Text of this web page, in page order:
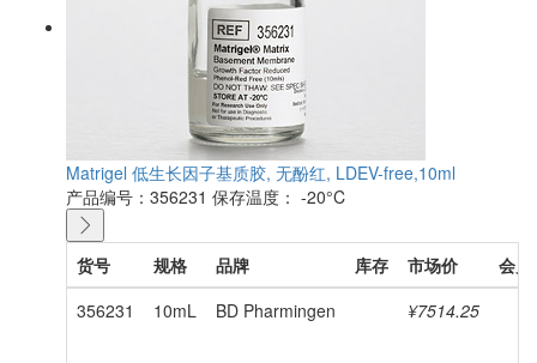
Matrigel 低生长因子基质胶, 无酚红, LDEV-free,10ml
产品编号：356231 保存温度： -20°C
货号 规格 品牌 库存 市场价
会员
356231
10mL BD Pharmingen ¥7514.25